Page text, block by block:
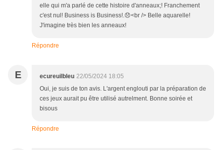
elle qui m'a parlé de cette histoire d'anneaux;! Franchement
c'est nul! Business is Business!.😞<br /> Belle aquarelle!
J'imagine très bien les anneaux!
Répondre
E ecureuilbleu 22/05/2024 18:05
Oui, je suis de ton avis. L'argent englouti par la préparation de
ces jeux aurait pu être utilisé autrelment. Bonne soirée et
bisous
Répondre